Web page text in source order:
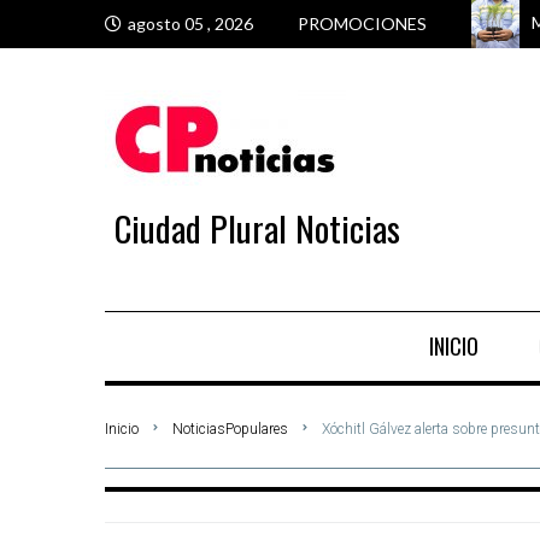
agosto 05 , 2026 PROMOCIONES
Ciudad Plural Noticias
INICIO
Inicio NoticiasPopulares Xóchitl Gálvez alerta sobre